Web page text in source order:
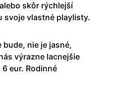
skôr rýchlejší
svoje vlastné playlisty.
nie je jasné,
výrazne lacnejšie
eur. Rodinné